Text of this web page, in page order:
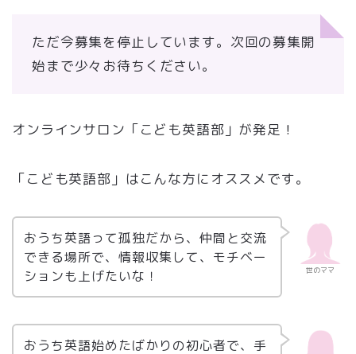
ただ今募集を停止しています。次回の募集開
始まで少々お待ちください。
オンラインサロン「こども英語部」が発足！
「こども英語部」はこんな方にオススメです。
世のママ
おうち英語って孤独だから、仲間と交流
できる場所で、情報収集して、モチベー
ションも上げたいな！
おうち英語始めたばかりの初心者で、手